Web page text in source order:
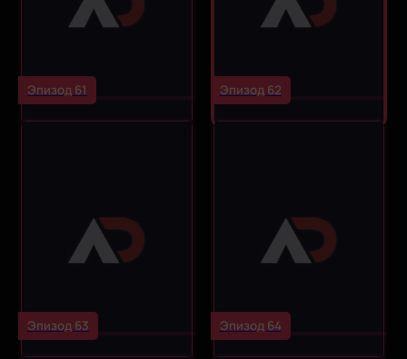
Эпизод 61 Эпизод 62
Эпизод 63 Эпизод 64